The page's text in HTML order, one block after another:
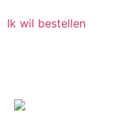
Ik wil bestellen